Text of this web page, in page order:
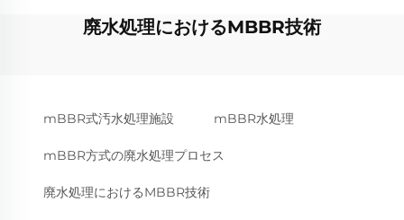
廃水処理におけるMBBR技術
mBBR式汚水処理施設 mBBR水処理
mBBR方式の廃水処理プロセス
廃水処理におけるMBBR技術